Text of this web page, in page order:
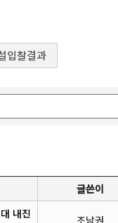
입찰결과
글쓴이
내진
조남권